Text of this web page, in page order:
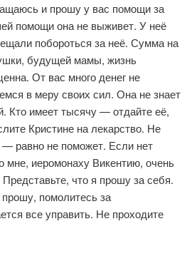
и прошу у вас помощи за
помощи она не выживет. У неё
побороться за неё. Сумма на
будущей мамы, жизнь
От вас много денег не
в меру своих сил. Она не знает
Кто имеет тысячу — отдайте её,
Кристине на лекарство. Не
— равно не поможет. Если нет
мне, иеромонаху Викентию, очень
что я прошу за себя.
помолитесь за
все управить. Не проходите